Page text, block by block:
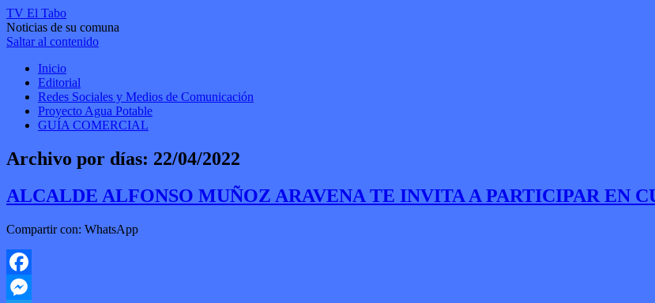
TV El Tabo
Noticias de su comuna
Saltar al contenido
Inicio
Editorial
Redes Sociales y Medios de Comunicación
Proyecto Agua Potable
GUÍA COMERCIAL
Archivo por días: 22/04/2022
ALCALDE ALFONSO MUÑOZ ARAVENA TE INVITA A PARTICIPAR EN
Compartir con: WhatsApp
Facebook